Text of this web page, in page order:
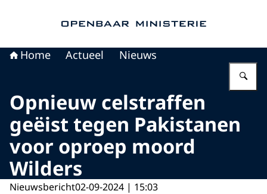
Home Actueel Nieuws
Opnieuw celstraffen
geëist tegen Pakistanen
voor oproep moord
Wilders
Nieuwsbericht02-09-2024 | 15:03